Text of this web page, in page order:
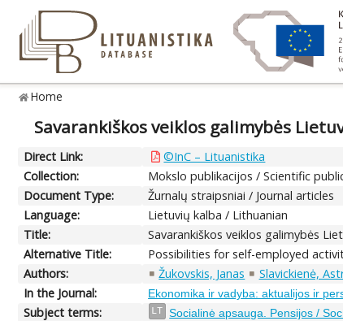
Home
Savarankiškos veiklos galimybės
Direct Link:
©InC – Lituanistika
Collection:
Mokslo publikacijos / Scientific
Document Type:
Žurnalų straipsniai / Journal articles
Language:
Lietuvių kalba / Lithuanian
Title:
Savarankiškos veiklos galimybės
Alternative Title:
Possibilities for self-employed
Authors:
Žukovskis, Janas Slavickienė,
In the Journal:
Ekonomika ir vadyba: aktualijos ir
Subject terms:
LT Socialinė apsauga. Pensijos /